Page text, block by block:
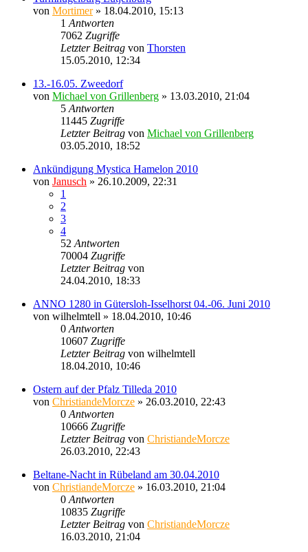
von Mortimer» 18.04.2010, 15:13
1Antworten
7062 Zugriffe
Letzter Beitrag von Thorsten
15.05.2010, 12:34
13.-16.05. Zweedorf
von Michael von Grillenberg » 13.03.2010, 21:04
5Antworten
11445 Zugriffe
Letzter Beitrag von Michael von Grillenberg
03.05.2010, 18:52
Ankündigung Mystica Hamelon 2010
von Janusch » 26.10.2009, 22:31
1
2
3
4
52Antworten
70004 Zugriffe
Letzter Beitrag von
24.04.2010, 18:33
ANNO 1280 in Gütersloh-Isselhorst 04.-06. Juni 2010
von wilhelmtell » 18.04.2010, 10:46
0Antworten
10607 Zugriffe
Letzter Beitrag von wilhelmtell
18.04.2010, 10:46
Ostern auf der Pfalz Tilleda 2010
von ChristiandeMorcze » 26.03.2010, 22:43
0Antworten
10666 Zugriffe
Letzter Beitrag von ChristiandeMorcze
26.03.2010, 22:43
Beltane-Nacht in Rübeland am 30.04.2010
von ChristiandeMorcze » 16.03.2010, 21:04
0Antworten
10835 Zugriffe
Letzter Beitrag von ChristiandeMorcze
16.03.2010, 21:04